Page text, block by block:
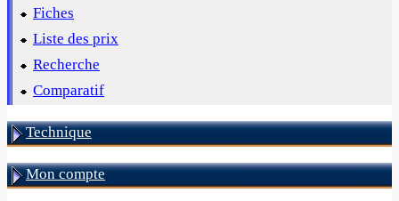
Fiches
Liste des prix
Recherche
Comparatif
Technique
Mon compte